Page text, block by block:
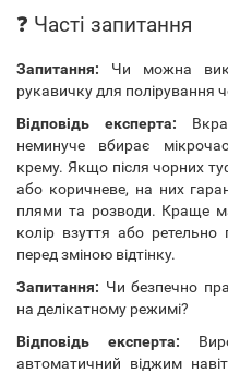
❓ Часті запитання
Запитання: Чи можна
рукавичку для полірування
Відповідь експерта:
неминуче вбирає
крeму. Якщо після чорних
або коричневе, на них
плями та розводи. Краще
колір взуття або ретельно
перед зміною відтінку.
Запитання: Чи безпечно
на делікатному режимі?
Відповідь експерта:
автоматичний віджим